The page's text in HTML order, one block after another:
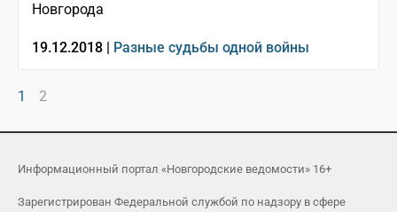
Новгорода
19.12.2018 | Разные судьбы одной войны
1 2
Информационный портал «Новгородские ведомости» 16+
Зарегистрирован Федеральной службой по надзору в сфере